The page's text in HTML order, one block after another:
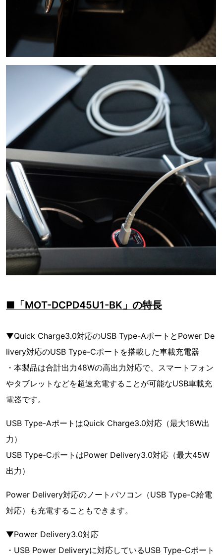
■「MOT-DCPD45U1-BK」の特長
▼Quick Charge3.0対応のUSB Type-AポートとPower De
livery対応のUSB Type-Cポートを搭載した車載充電器
・本製品は合計出力48Wの高出力対応で、スマートフォン
やタブレットなどを超速充電することが可能なUSB車載充
電器です。
USB Type-AポートはQuick Charge3.0対応（最大18W出
力）
USB Type-CポートはPower Delivery3.0対応（最大45W
出力）
Power Delivery対応のノートパソコン（USB Type-C給電
対応）も充電することもできます。
▼Power Delivery3.0対応
・USB Power Deliveryに対応しているUSB Type-Cポート